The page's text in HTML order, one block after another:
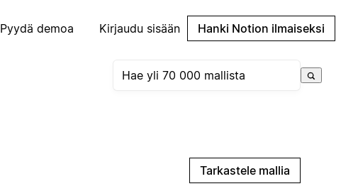
Pyydä demoa Kirjaudu sisään Hanki Notion ilmaiseksi
Tarkastele mallia